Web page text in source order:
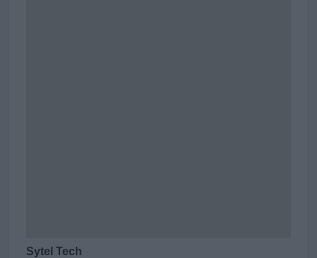
Sytel Tech